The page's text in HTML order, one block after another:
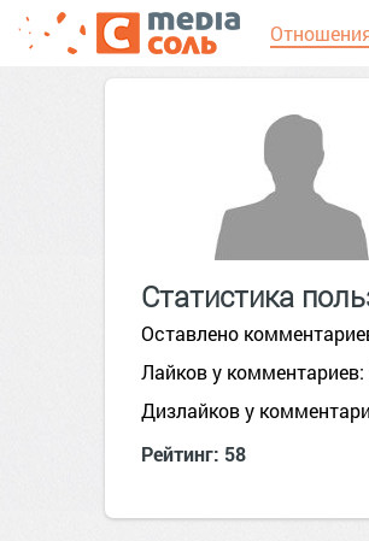
Статистика
Оставлено
Лайков у комментариев:
Дизлайков у
Рейтинг: 58